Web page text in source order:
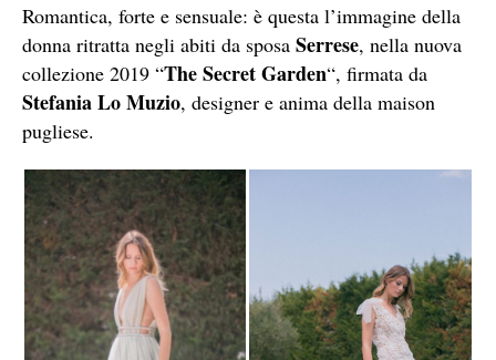
Romantica, forte e sensuale: è questa l’immagine della
donna ritratta negli abiti da sposa Serrese, nella nuova
collezione 2019 “The Secret Garden“, firmata da
Stefania Lo Muzio, designer e anima della maison
pugliese.